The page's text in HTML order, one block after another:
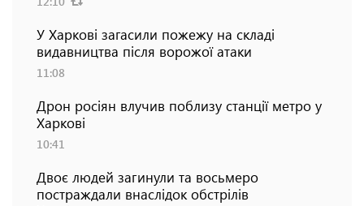
У Харкові загасили пожежу на складі
видавництва після ворожої атаки
11:08
Дрон росіян влучив поблизу станції метро у
Харкові
10:41
Двоє людей загинули та восьмеро
постраждали внаслідок обстрілів